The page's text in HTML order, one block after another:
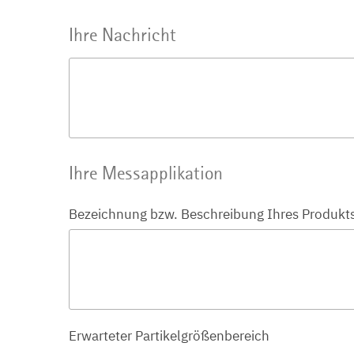
Ihre Nachricht
Ihre Messapplikation
Bezeichnung bzw. Beschreibung Ihres
Erwarteter Partikelgrößenbereich